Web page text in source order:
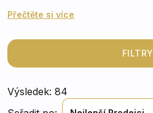
Přečtěte si více
FILTRY
Výsledek: 84